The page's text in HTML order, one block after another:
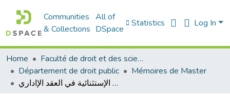
Communities
& Collections
All of
DSpace
Statistics Log In
Home
Faculté de droit et des sciences politiques
Département de droit public
Mémoires de Master
النظام القانوني للشروط الإستثنائية في العقد الإاداري